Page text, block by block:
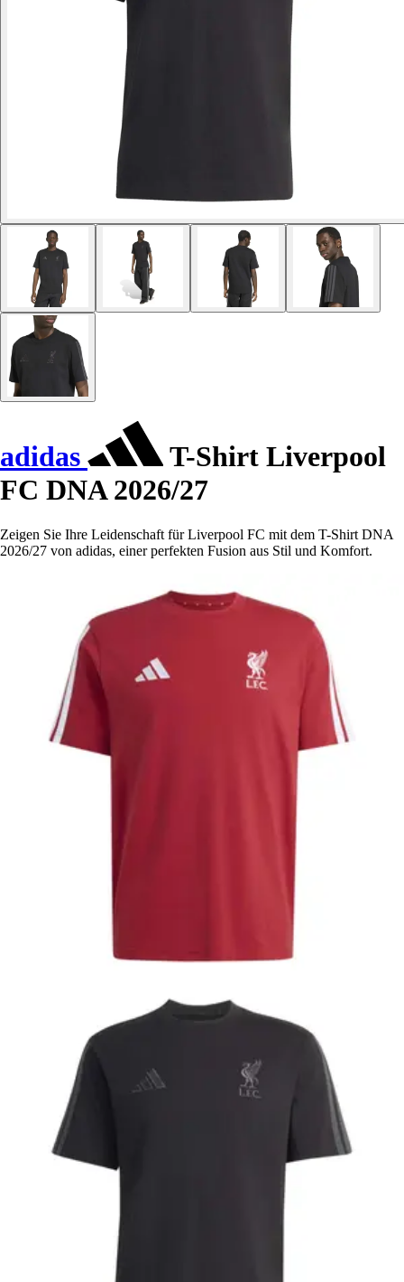
adidas
T-Shirt Liverpool
FC DNA 2026/27
Zeigen Sie Ihre Leidenschaft für Liverpool FC mit dem T-Shirt DNA
2026/27 von adidas, einer perfekten Fusion aus Stil und Komfort.